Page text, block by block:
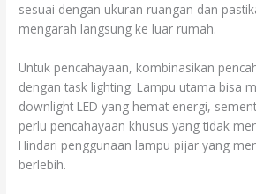
sesuai dengan ukuran ruangan dan
mengarah langsung ke luar rumah.
Untuk pencahayaan, kombinasikan
dengan task lighting. Lampu utama bisa
downlight LED yang hemat energi,
perlu pencahayaan khusus yang tidak
Hindari penggunaan lampu pijar yang
berlebih.